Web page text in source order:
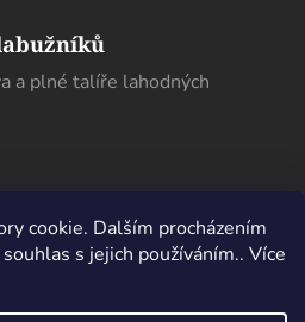
cookie. Dalším procházením
s jejich používáním.. Více
a plné talíře lahodných